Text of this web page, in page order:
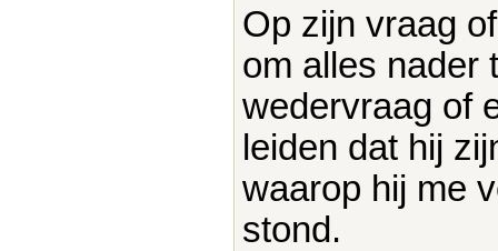
Op zijn vraag
om alles nader
wedervraag of
leiden dat hij
waarop hij me
stond.